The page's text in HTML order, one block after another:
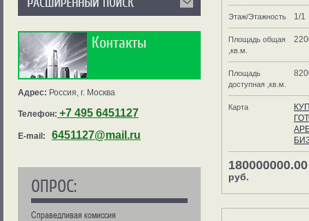
Этаж/Этажность 1/1
Площадь общая
,кв.м.
Площадь
доступная ,кв.м.
Карта
180000000.00
руб.
Контакты
Адрес: Россия, г. Москва
Телефон: +7 495 6451127
E-mail: 6451127@mail.ru
ОПРОС:
Справедливая комиссия